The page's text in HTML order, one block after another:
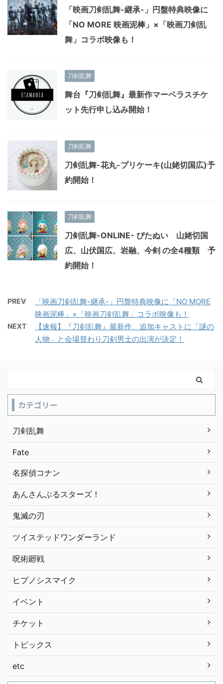
「映画刀剣乱舞-継承-」円盤特典映像に
「NO MORE 映画泥棒」×「映画刀剣乱
舞」コラボ映像も！
刀剣乱舞
舞台『刀剣乱舞』最新作マーベラスチケ
ット先行申し込み開始！
刀剣乱舞
刀剣乱舞-花丸-プリケーキ(山姥切国広)予
約開始！
刀剣乱舞
刀剣乱舞-ONLINE- ぴたぬい 山姥切国
広、山伏国広、岩融、今剣 の全4種類 予
約開始！
PREV
「映画刀剣乱舞-継承-」円盤特典映像に「NO MORE
映画泥棒」×「映画刀剣乱舞」コラボ映像も！
NEXT
【速報】『刀剣乱舞』最新作、追加キャストに「謎の
人物」と会場替わり刀剣男士の出演が決定！
カテゴリー
刀剣乱舞
Fate
名探偵コナン
あんさんぶるスターズ！
鬼滅の刃
ツイステッドワンダーランド
呪術廻戦
ヒプノシスマイク
イベント
チケット
トピックス
etc